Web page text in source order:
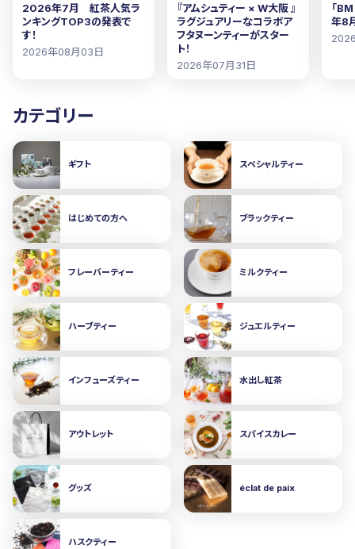
2026年7月 紅茶人気ラ
ンキングTOP3の発表で
す！
2026年08月03日
『アムシュティー × W大阪 』
ラグジュアリーなコラボア
フタヌーンティーがスター
ト！
2026年07月31日
「
年8
カテゴリー
ギフト スペシャルティー
はじめての方へ ブラックティー
フレーバーティー ミルクティー
ハーブティー ジュエルティー
インフューズティー 水出し紅茶
アウトレット スパイスカレー
グッズ éclat de paix
ハスクティー